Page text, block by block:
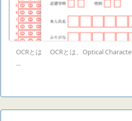
OCRとは OCRとは、Optical
...